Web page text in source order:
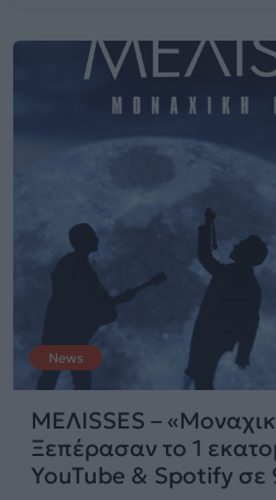
News
MEΛΙSSES –
Ξεπέρασαν το 1
YouTube & Spotify σε